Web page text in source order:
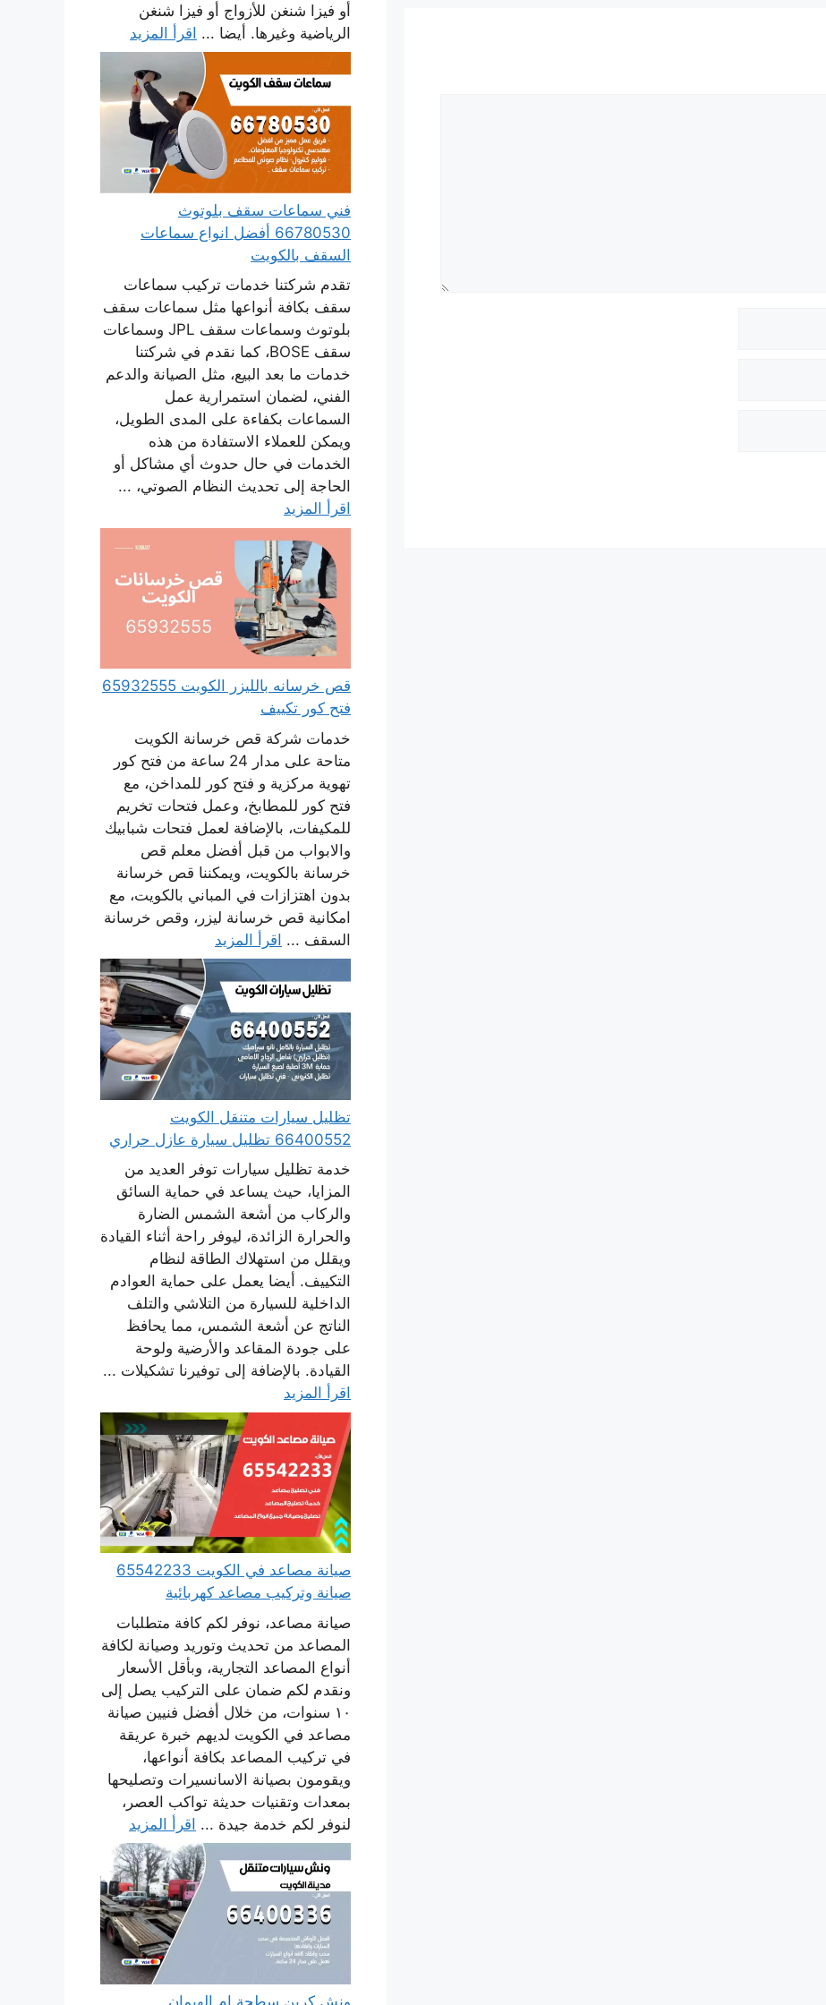
أو فيزا شنغن للأزواج أو فيزا شنغن
الرياضية وغيرها. أيضا ... اقرأ المزيد
فني سماعات سقف بلوتوث
66780530 أفضل انواع سماعات
السقف بالكويت
تقدم شركتنا خدمات تركيب سماعات
سقف بكافة أنواعها مثل سماعات سقف
بلوتوث وسماعات سقف JPL وسماعات
سقف BOSE، كما نقدم في شركتنا
خدمات ما بعد البيع، مثل الصيانة والدعم
الفني، لضمان استمرارية عمل
السماعات بكفاءة على المدى الطويل،
ويمكن للعملاء الاستفادة من هذه
الخدمات في حال حدوث أي مشاكل أو
الحاجة إلى تحديث النظام الصوتي، ...
اقرأ المزيد
قص خرسانه بالليزر الكويت 65932555
فتح كور تكييف
خدمات شركة قص خرسانة الكويت
متاحة على مدار 24 ساعة من فتح كور
تهوية مركزية و فتح كور للمداخن، مع
فتح كور للمطابخ، وعمل فتحات تخريم
للمكيفات، بالإضافة لعمل فتحات شبابيك
والابواب من قبل أفضل معلم قص
خرسانة بالكويت، ويمكننا قص خرسانة
بدون اهتزازات في المباني بالكويت، مع
امكانية قص خرسانة ليزر، وقص خرسانة
السقف ... اقرأ المزيد
تظليل سيارات متنقل الكويت
66400552 تظليل سيارة عازل حراري
خدمة تظليل سيارات توفر العديد من
المزايا، حيث يساعد في حماية السائق
والركاب من أشعة الشمس الضارة
والحرارة الزائدة، ليوفر راحة أثناء القيادة
ويقلل من استهلاك الطاقة لنظام
التكييف. أيضا يعمل على حماية العوادم
الداخلية للسيارة من التلاشي والتلف
الناتج عن أشعة الشمس، مما يحافظ
على جودة المقاعد والأرضية ولوحة
القيادة. بالإضافة إلى توفيرنا تشكيلات ...
اقرأ المزيد
صيانة مصاعد في الكويت 65542233
صيانة وتركيب مصاعد كهربائية
صيانة مصاعد، نوفر لكم كافة متطلبات
المصاعد من تحديث وتوريد وصيانة لكافة
أنواع المصاعد التجارية، وبأقل الأسعار
ونقدم لكم ضمان على التركيب يصل إلى
١٠ سنوات، من خلال أفضل فنيين صيانة
مصاعد في الكويت لديهم خبرة عريقة
في تركيب المصاعد بكافة أنواعها،
ويقومون بصيانة الاسانسيرات وتصليحها
بمعدات وتقنيات حديثة تواكب العصر،
لنوفر لكم خدمة جيدة ... اقرأ المزيد
ونش كرين سطحة ام الهيمان